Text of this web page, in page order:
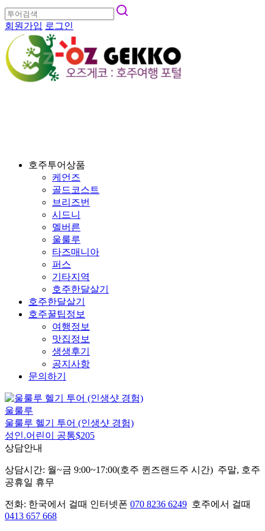
회원가입 로그인
호주투어상품
케언즈
골드코스트
브리즈번
시드니
멜버른
울룰루
타즈매니아
퍼스
기타지역
호주한달살기
호주한달살기
호주꿀팁정보
여행정보
맛집정보
생생후기
공지사항
문의하기
울룰루
울룰루 헬기 투어 (인생샷 경험)
성인.어린이 공통$205
상담안내
상담시간: 월~금 9:00~17:00(호주 퀸즈랜드주 시간) 주말, 호주
공휴일 휴무
전화: 한국에서 걸때 인터넷폰 070 8236 6249 호주에서 걸때
0413 657 668